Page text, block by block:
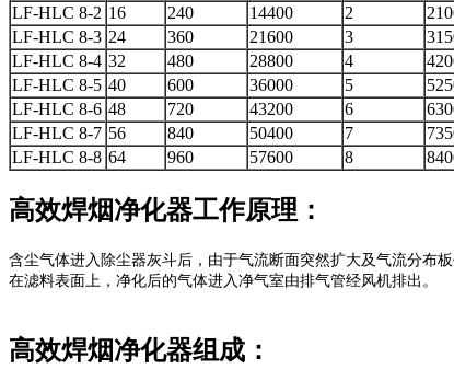
LF-HLC 8-2 16 240 14400 2
LF-HLC 8-3 24 360 21600 3
LF-HLC 8-4 32 480 28800 4
LF-HLC 8-5 40 600 36000 5
LF-HLC 8-6 48 720 43200 6
LF-HLC 8-7 56 840 50400 7
LF-HLC 8-8 64 960 57600 8
高效焊烟净化器工作原理：
含尘气体进入除尘器灰斗后，由于气流断面突然扩大及气流分布
在滤料表面上，净化后的气体进入净气室由排气管经风机排出。
高效焊烟净化器组成：